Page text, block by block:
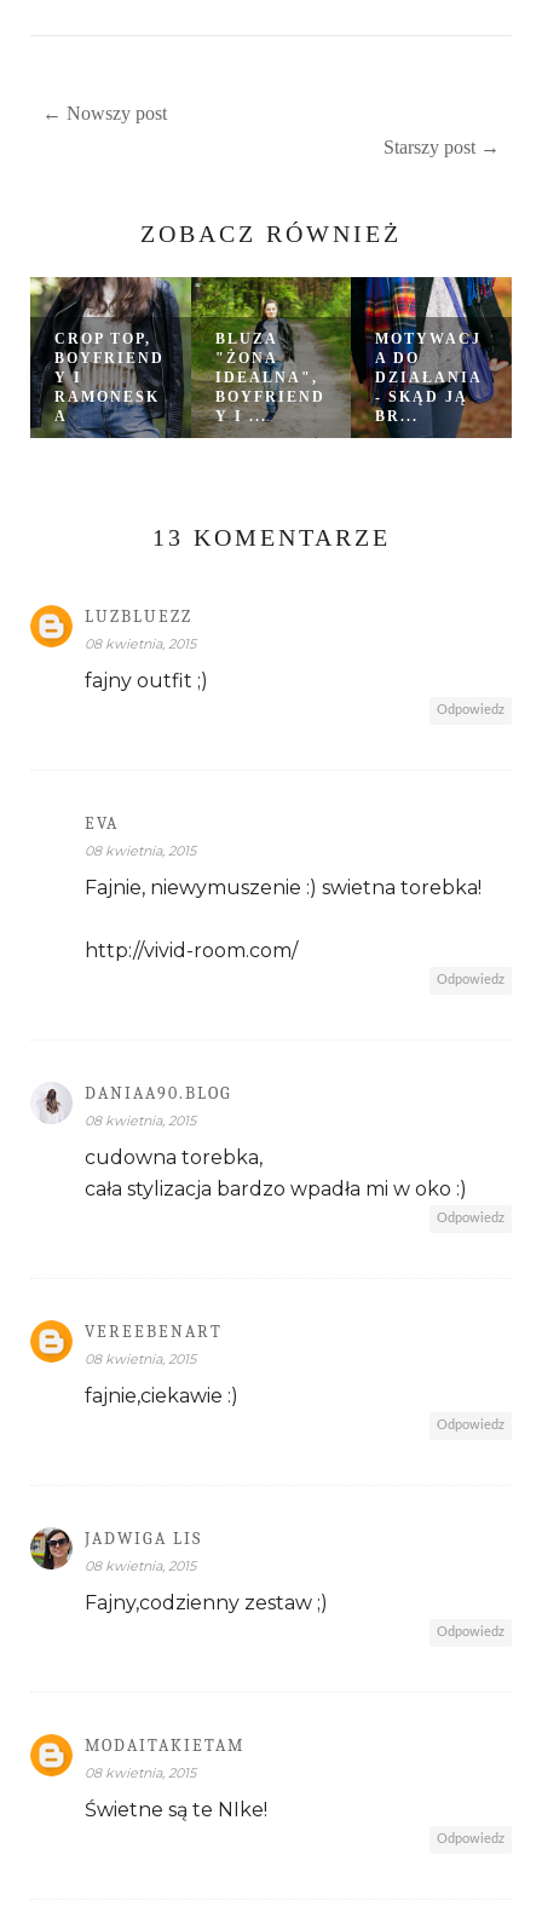
← Nowszy post
Starszy post →
ZOBACZ RÓWNIEŻ
CROP TOP,
BOYFRIEND
Y I
RAMONESK
A
BLUZA
"ŻONA
IDEALNA",
BOYFRIEND
Y I ...
MOTYWACJ
A DO
DZIAŁANIA
- SKĄD JĄ
BR...
13 KOMENTARZE
LUZBLUEZZ
08 kwietnia, 2015
fajny outfit ;)
Odpowiedz
EVA
08 kwietnia, 2015
Fajnie, niewymuszenie :) swietna torebka!
http://vivid-room.com/
Odpowiedz
DANIAA90.BLOG
08 kwietnia, 2015
cudowna torebka,
cała stylizacja bardzo wpadła mi w oko :)
Odpowiedz
VEREEBENART
08 kwietnia, 2015
fajnie,ciekawie :)
Odpowiedz
JADWIGA LIS
08 kwietnia, 2015
Fajny,codzienny zestaw ;)
Odpowiedz
MODAITAKIETAM
08 kwietnia, 2015
Świetne są te NIke!
Odpowiedz